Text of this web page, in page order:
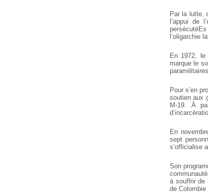
Par la lutte,
l’appui de
l’oligarchie
En 1972, le
marque le
Pour s’en
soutien aux
M-19. À
En
sept
s’officialise
Son
à souffrir de
de